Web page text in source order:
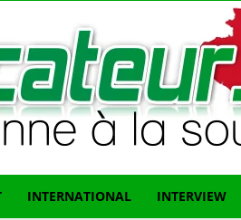
INTERNATIONAL INTERVIEW